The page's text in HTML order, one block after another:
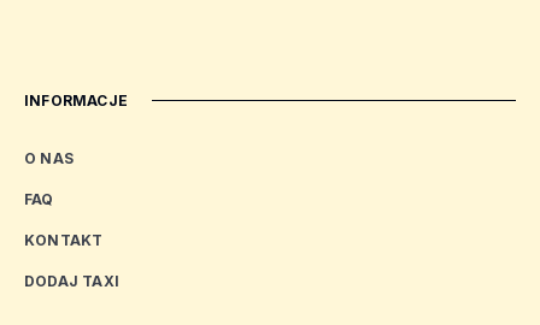
INFORMACJE
O NAS
FAQ
KONTAKT
DODAJ TAXI